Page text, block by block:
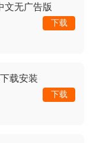
文无广告版
下载
载安装
下载